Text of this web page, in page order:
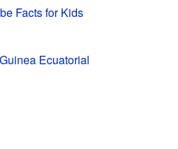
Facts for Kids
Ecuatorial